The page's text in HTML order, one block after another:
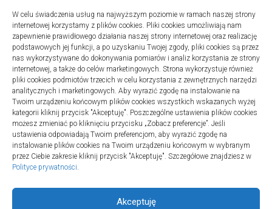
W celu świadczenia usług na najwyższym poziomie w ramach naszej strony
internetowej korzystamy z plików cookies. Pliki cookies umożliwiają nam
zapewnienie prawidłowego działania naszej strony internetowej oraz realizację
podstawowych jej funkcji, a po uzyskaniu Twojej zgody, pliki cookies są przez
nas wykorzystywane do dokonywania pomiarów i analiz korzystania ze strony
internetowej, a także do celów marketingowych. Strona wykorzystuje również
pliki cookies podmiotów trzecich w celu korzystania z zewnętrznych narzędzi
analitycznych i marketingowych. Aby wyrazić zgodę na instalowanie na
Twoim urządzeniu końcowym plików cookies wszystkich wskazanych wyżej
kategorii kliknij przycisk "Akceptuję". Poszczególne ustawienia plików cookies
możesz zmieniać po kliknięciu przycisku „Zobacz preferencje”. Jeśli
ustawienia odpowiadają Twoim preferencjom, aby wyrazić zgodę na
instalowanie plików cookies na Twoim urządzeniu końcowym w wybranym
przez Ciebie zakresie kliknij przycisk "Akceptuję". Szczegółowe znajdziesz w
Polityce prywatności.
Akceptuję
Na co zwracać uwagę podczas szukania noclegów
nad Bałtykiem
Najnowsze komentarze
GosiaoFizjoterapia – jak ekspresowo przywrócić
sprawność po urazie?